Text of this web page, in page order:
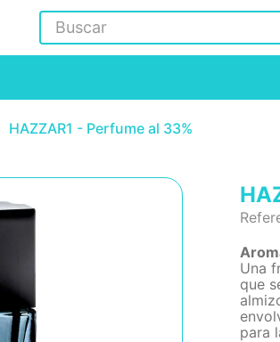
Buscar
HAZZAR1 - Perfume al 33%
Una
que
para